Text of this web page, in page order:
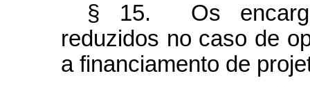
§ 15. Os
reduzidos no caso de
a financiamento de